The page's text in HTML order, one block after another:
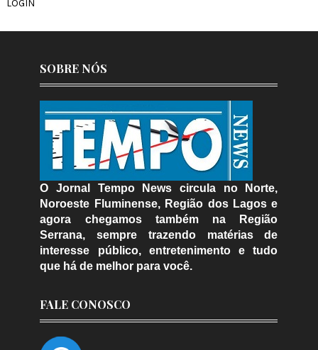
LOGIN
SOBRE NÓS
O Jornal Tempo News circula no Norte,
Noroeste Fluminense, Região dos Lagos e
agora chegamos também na Região
Serrana, sempre trazendo matérias de
interesse público, entretenimento e tudo
que há de melhor para você.
FALE CONOSCO